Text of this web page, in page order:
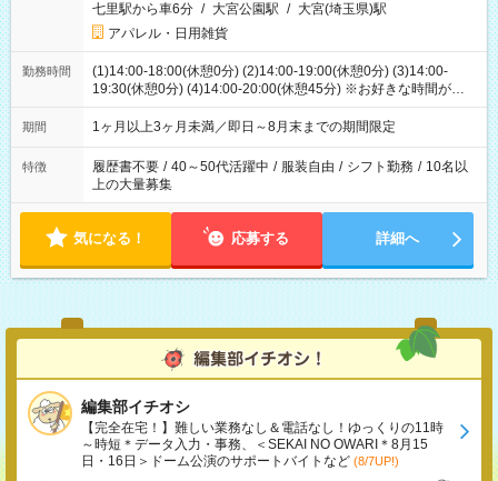
七里駅から車6分 / 大宮公園駅 / 大宮(埼玉県)駅
アパレル・日用雑貨
勤務時間
(1)14:00-18:00(休憩0分) (2)14:00-19:00(休憩0分) (3)14:00-
19:30(休憩0分) (4)14:00-20:00(休憩45分) ※お好きな時間が選べ
ます
期間 1ヶ月以上3ヶ月未満／即日～8月末までの期間限定
特徴 履歴書不要 / 40～50代活躍中 / 服装自由 / シフト勤務 / 10名以
上の大量募集
気になる！ 応募する 詳細へ
編集部イチオシ
【完全在宅！】難しい業務なし＆電話なし！ゆっくりの11時
～時短＊データ入力・事務、＜SEKAI NO OWARI＊8月15
日・16日＞ドーム公演のサポートバイトなど (8/7UP!)